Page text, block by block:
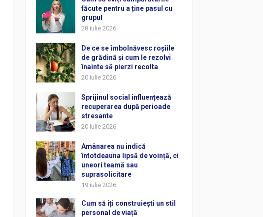
făcute pentru a ține pasul cu
grupul
28 iulie 2026
De ce se îmbolnăvesc roșiile
de grădină și cum le rezolvi
înainte să pierzi recolta
20 iulie 2026
Sprijinul social influențează
recuperarea după perioade
stresante
20 iulie 2026
Amânarea nu indică
întotdeauna lipsă de voință, ci
uneori teamă sau
suprasolicitare
19 iulie 2026
Cum să îți construiești un stil
personal de viață